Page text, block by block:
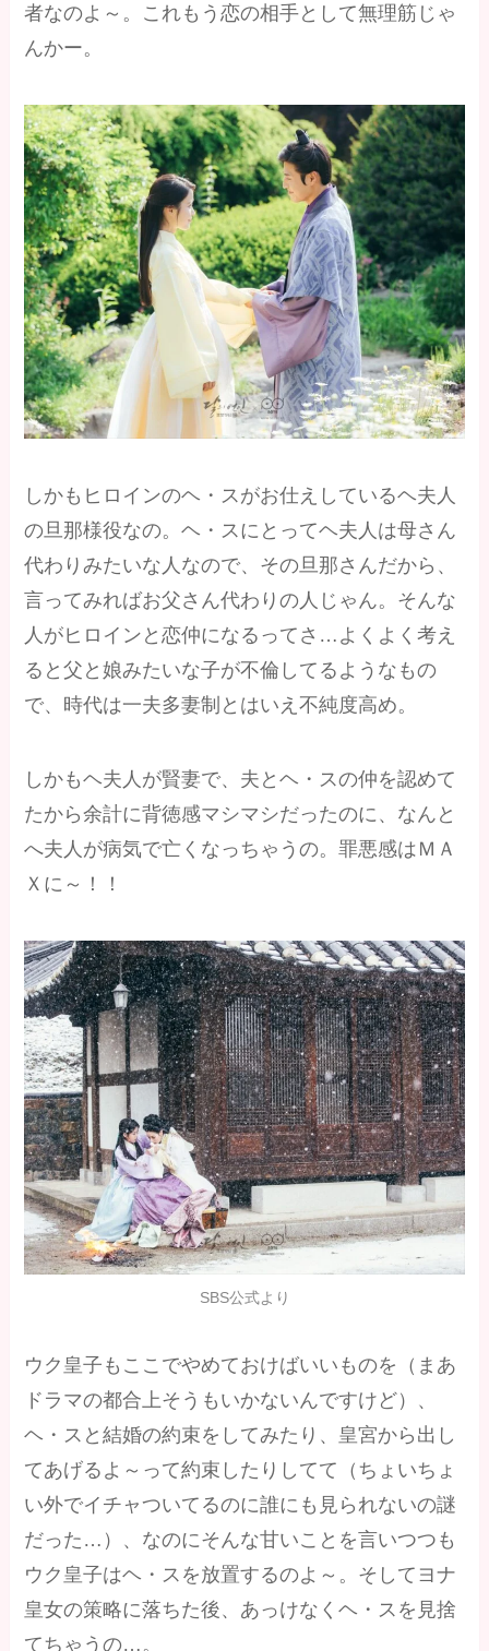
者なのよ～。これもう恋の相手として無理筋じゃ
んかー。
しかもヒロインのヘ・スがお仕えしているヘ夫人
の旦那様役なの。ヘ・スにとってヘ夫人は母さん
代わりみたいな人なので、その旦那さんだから、
言ってみればお父さん代わりの人じゃん。そんな
人がヒロインと恋仲になるってさ…よくよく考え
ると父と娘みたいな子が不倫してるようなもの
で、時代は一夫多妻制とはいえ不純度高め。
しかもヘ夫人が賢妻で、夫とヘ・スの仲を認めて
たから余計に背徳感マシマシだったのに、なんと
へ夫人が病気で亡くなっちゃうの。罪悪感はＭＡ
Ｘに～！！
SBS公式より
ウク皇子もここでやめておけばいいものを（まあ
ドラマの都合上そうもいかないんですけど）、
ヘ・スと結婚の約束をしてみたり、皇宮から出し
てあげるよ～って約束したりしてて（ちょいちょ
い外でイチャついてるのに誰にも見られないの謎
だった…）、なのにそんな甘いことを言いつつも
ウク皇子はヘ・スを放置するのよ～。そしてヨナ
皇女の策略に落ちた後、あっけなくヘ・スを見捨
てちゃうの…。